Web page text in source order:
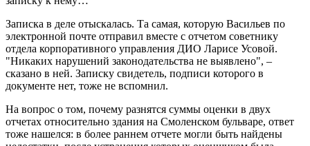
Записка в деле отыскалась. Та самая, которую Васильев по
электронной почте отправил вместе с отчетом советнику
отдела корпоративного управления ДИО Ларисе Усовой.
"Никаких нарушений законодательства не выявлено", –
сказано в ней. Записку свидетель, подписи которого в
документе нет, тоже не вспомнил.
На вопрос о том, почему разнятся суммы оценки в двух
отчетах относительно здания на Смоленском бульваре, ответ
тоже нашелся: в более раннем отчете могли быть найдены